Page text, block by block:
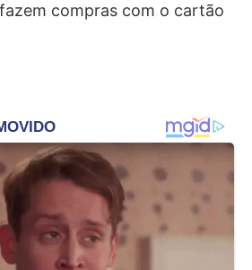
compras com o cartão